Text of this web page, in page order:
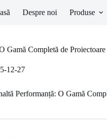
Despre noi Produse
Gamă Completă de
12-27
Performanță: O Gamă